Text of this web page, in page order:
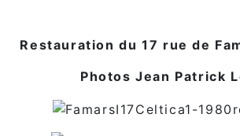
Restauration du 17 rue de
Photos Jean Patrick